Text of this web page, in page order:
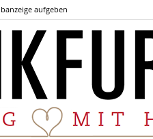
aufgeben